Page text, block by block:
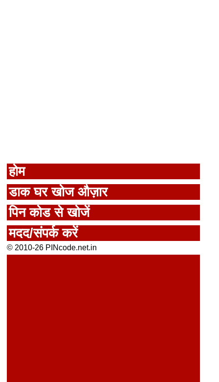
होम
डाक घर खोज औज़ार
पिन कोड से खोजें
मदद/संपर्क करें
© 2010-26 PINcode.net.in